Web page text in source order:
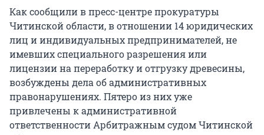
Как сообщили в пресс-центре прокуратуры
Читинской области, в отношении 14 юридических
лиц и индивидуальных предпринимателей, не
имевших специального разрешения или
лицензии на переработку и отгрузку древесины,
возбуждены дела об административных
правонарушениях. Пятеро из них уже
привлечены к административной
ответственности Арбитражным судом Читинской